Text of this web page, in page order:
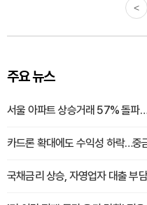
<
주요 뉴스
서울 아파트 상승거래 57% 돌파
카드론 확대에도 수익성 하락…중
국채금리 상승, 자영업자 대출 부